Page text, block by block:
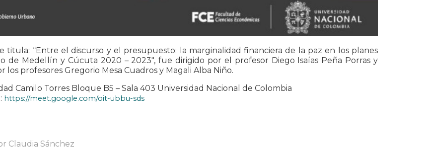
titula: “Entre el discurso y el presupuesto: la marginalidad financiera de la paz en los planes
de Medellín y Cúcuta 2020 – 2023″, fue dirigido por el profesor Diego Isaías Peña Porras y
los profesores Gregorio Mesa Cuadros y Magali Alba Niño.
Camilo Torres Bloque B5 – Sala 403 Universidad Nacional de Colombia
https://meet.google.com/oit-ubbu-sds
Claudia Sánchez